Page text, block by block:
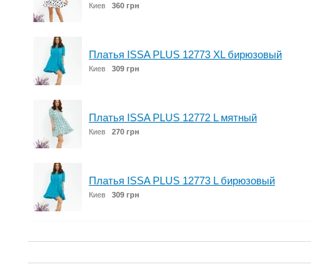
Киев 360 грн
Платья ISSA PLUS 12773 XL бирюзовый
Киев 309 грн
Платья ISSA PLUS 12772 L мятный
Киев 270 грн
Платья ISSA PLUS 12773 L бирюзовый
Киев 309 грн